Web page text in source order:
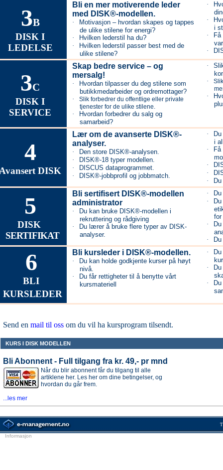
3B
DISK I
LEDELSE
Bli en mer motiverende leder
med DISK®-modellen.
·
Motivasjon – hvordan skapes og tappes
de ulike stilene for energi?
·
Hvilken lederstil ha du?
·
Hvilken lederstil passer best med de
ulike stilene?
·
·
i
·
·
3C
DISK I
SERVICE
Skap bedre service – og
mersalg!
·
Hvordan tilpasser du deg stilene som
butikkmedarbeider og ordremottager?
·
Slik forbedrer du offentlige eller private
tjenester for de ulike stilene.
·
Hvordan forbedrer du salg og
samarbeid?
·
·
·
4
DISK
Lær om de avanserte DISK®-
analyser.
·
Den store DISK®-analysen.
·
DISK®-18 typer modellen.
·
DISCUS dataprogrammet.
·
DISK®-jobbprofil og jobbmatch.
·
i
·
·
·
·
5
DISK
SERTIFIKAT
Bli sertifisert DISK®-modellen
administrator
·
Du kan bruke DISK®-modellen i
rekruttering og rådgiving
·
Du lærer å bruke flere typer av DISK-
analyser.
·
·
for
·
·
6
BLI
KURSLEDER
Bli kursleder i DISK®-modellen.
·
Du kan holde godkjente kurser på høyt
nivå.
·
Du får rettigheter til å benytte vårt
kursmateriell
·
·
·
Send en mail til oss om du vil ha kursprogram tilsendt.
KURS I DISK MODELLEN
Bli Abonnent - Full tilgang fra kr. 49,- pr mnd
Når du blir abonnent får du tilgang til alle
artiklene her. Les her om dine betingelser, og
hvordan du går frem.
...les mer
Informasjon